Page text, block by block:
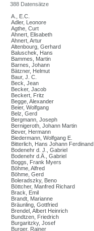
388 Datensätze
A., E.C.
Adler, Leonore
Agthe, Curt
Ahnert, Elisabeth
Ahnert, Artur
Altenbourg, Gerhard
Baluschek, Hans
Bammes, Martin
Barnes, Johann
Bätzner, Helmut
Baur, J. C.
Beck, Jean
Becker, Jacob
Beckert, Fritz
Begge, Alexander
Beier, Wolfgang
Belz, Gerd
Bergmann, Joseph
Bernigeroth, Johann Martin
Bever, Hermann
Biedermann, Wolfgang E.
Bitterlich, Hans Johann Ferdinand
Bodenehr d. J., Gabriel
Bodenehr d.Ä., Gabriel
Boggs, Frank Myers
Böhme, Alfred
Böhme, Gerd
Boleradszky, Beno
Böttcher, Manfred Richard
Brack, Emil
Brandt, Marianne
Bräunling, Gottfried
Brendel, Albert Heinrich
Bundtzen, Friedrich
Burgaritzky, Josef
Burger, Rainer